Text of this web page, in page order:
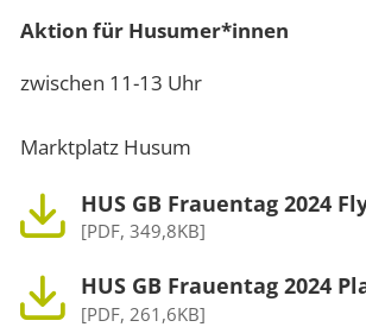
Aktion für Husumer*innen
zwischen 11-13 Uhr
Marktplatz Husum
HUS GB Frauentag 2024
[PDF, 349,8KB]
HUS GB Frauentag 2024
[PDF, 261,6KB]